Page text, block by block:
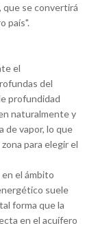
que se convertirá
país".
el
del
profundidad
naturalmente y
de vapor, lo que
para elegir el
el ámbito
suele
forma que la
en el acuífero